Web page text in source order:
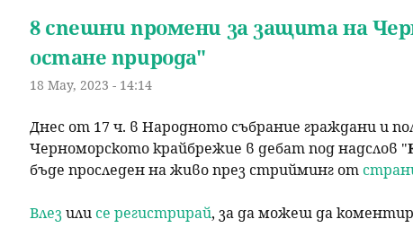
8 спешни промени за защита на
остане природа"
18 May, 2023 - 14:14
Днес от 17 ч. в Народното събрание граждани и
Черноморското крайбрежие в дебат под надслов "
бъде проследен на живо през стрийминг от
Влезили се регистрирай, за да можеш да